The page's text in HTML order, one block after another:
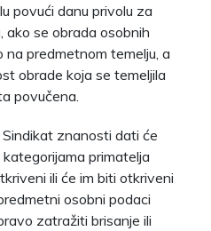
povući danu privolu za
ako se obrada osobnih
predmetnom temelju, a
obrade koja se temeljila
povučena.
znanosti dati će
primatelja
ili će im biti otkriveni
osobni podaci
zatražiti brisanje ili